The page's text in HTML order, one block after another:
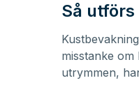
Så
misstanke
utrymmen,